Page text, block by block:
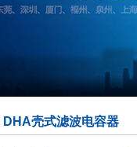
DHA壳式滤波电容器